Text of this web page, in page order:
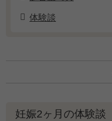
体験談
妊娠2ヶ月の体験談